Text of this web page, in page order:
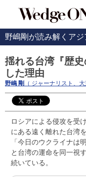
野嶋剛が読み解くア
揺れる台湾『歴
した理由
野嶋 剛 （ ジャーナリスト、
ロシアによる侵攻を受
にある遠く離れた台湾
「今日のウクライナは
と台湾の運命を同一視
続いている。